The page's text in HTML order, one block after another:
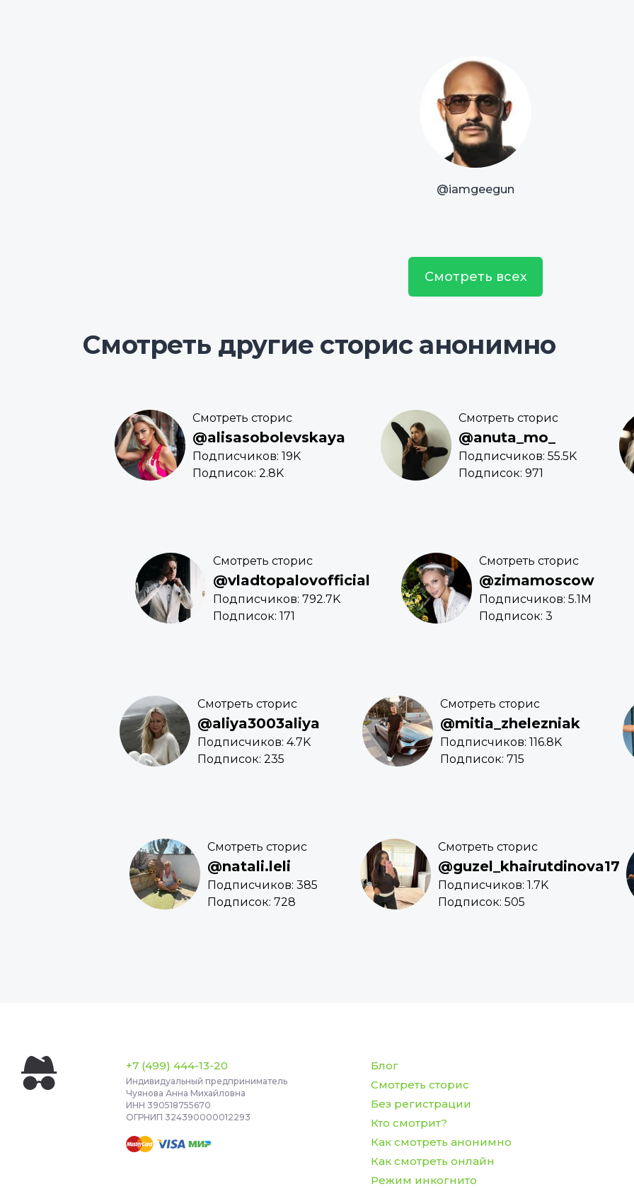
@iamgeegun
Смотреть всех
Смотреть другие сторис анонимно
Смотреть сторис
@alisasobolevskaya
Подписчиков: 19K
Подписок: 2.8K
Смотреть сторис
@anuta_mo_
Подписчиков: 55.5K
Подписок: 971
Смотреть сторис
@vladtopalovofficial
Подписчиков: 792.7K
Подписок: 171
Смотреть сторис
@zimamoscow
Подписчиков: 5.1M
Подписок: 3
Смотреть сторис
@aliya3003aliya
Подписчиков: 4.7K
Подписок: 235
Смотреть сторис
@mitia_zhelezniak
Подписчиков: 116.8K
Подписок: 715
Смотреть сторис
@natali.leli
Подписчиков: 385
Подписок: 728
Смотреть сторис
@guzel_khairutdinova17
Подписчиков: 1.7K
Подписок: 505
+7 (499) 444-13-20
Индивидуальный предприниматель
Чуянова Анна Михайловна
ИНН 390518755670
ОГРНИП 324390000012293
Блог
Смотреть сторис
Без регистрации
Кто смотрит?
Как смотреть анонимно
Как смотреть онлайн
Режим инкогнито